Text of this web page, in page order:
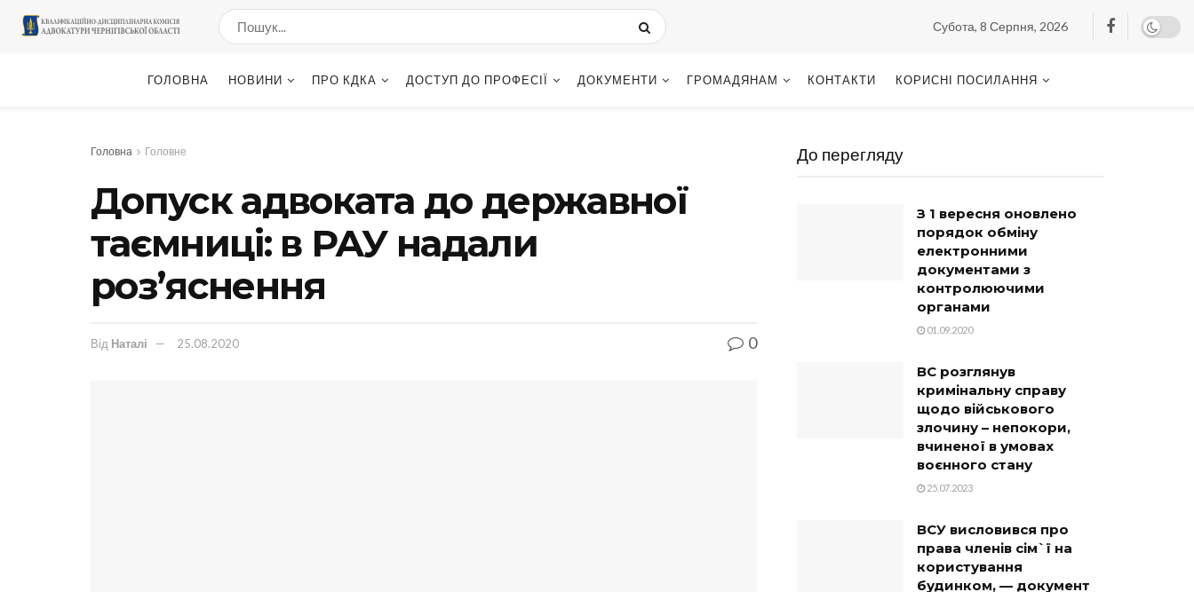
Субота, 8 Серпня, 2026
ГОЛОВНА НОВИНИ ПРО КДКА ДОСТУП ДО ПРОФЕСІЇ ДОКУМЕНТИ ГРОМАДЯНАМ КОНТАКТИ КОРИСНІ ПОСИЛАННЯ
Головна Головне
Допуск адвоката до державної
таємниці: в РАУ надали
роз’яснення
Від Наталі 25.08.2020 0
До перегляду
З 1 вересня оновлено
порядок обміну
електронними
документами з
контролюючими
органами
01.09.2020
ВС розглянув
кримінальну справу
щодо військового
злочину – непокори,
вчиненої в умовах
воєнного стану
25.07.2023
ВСУ висловився про
права членів сім`ї на
користування
будинком, — документ